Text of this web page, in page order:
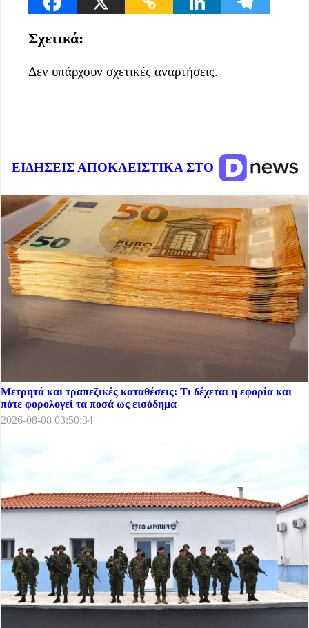
Σχετικά:
Δεν υπάρχουν σχετικές αναρτήσεις.
ΕΙΔΗΣΕΙΣ ΑΠΟΚΛΕΙΣΤΙΚΑ ΣΤΟ
Μετρητά και τραπεζικές καταθέσεις: Τι δέχεται η εφορία και
πότε φορολογεί τα ποσά ως εισόδημα
2026-08-08 03:50:34